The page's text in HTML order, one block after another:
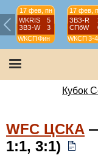
17 фев, пн
WKRIS
5
ЗВЗ-W
3
WКСПФин
17 фев,
ЗВЗ-R
СПбW
WКСП 3-4
Кубок
WFC ЦСКА
1:1, 3:1)